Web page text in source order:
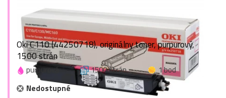
Oki C110 (44250718), originálny toner, purpurový,
1500 strán
purpurová 1500 strán
1 bod
Nedostupné